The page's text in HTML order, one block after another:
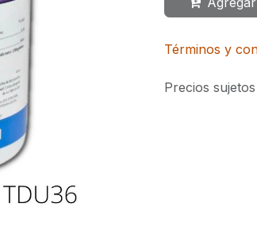
Términos y
Precios